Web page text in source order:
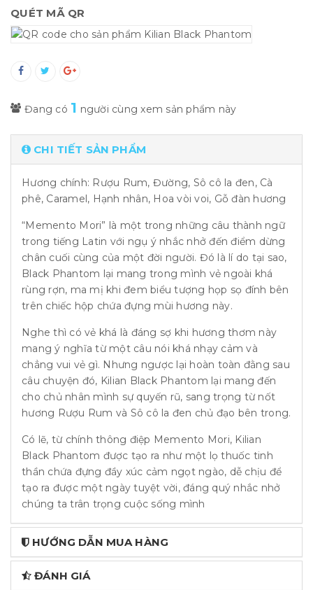
QUÉT MÃ QR
Đang có 1 người cùng xem sản phẩm này
CHI TIẾT SẢN PHẨM
Hương chính: Rượu Rum, Đường, Sô cô la đen, Cà
phê, Caramel, Hạnh nhân, Hoa vòi voi, Gỗ đàn hương
“Memento Mori” là một trong những câu thành ngữ
trong tiếng Latin với ngụ ý nhắc nhở đến điểm dừng
chân cuối cùng của một đời người. Đó là lí do tại sao,
Black Phantom lại mang trong mình vẻ ngoài khá
rùng rợn, ma mị khi đem biểu tượng họp sọ đính bên
trên chiếc hộp chứa đựng mùi hương này.
Nghe thì có vẻ khá là đáng sợ khi hương thơm này
mang ý nghĩa từ một câu nói khá nhạy cảm và
chẳng vui vẻ gì. Nhưng ngược lại hoàn toàn đằng sau
câu chuyện đó, Kilian Black Phantom lại mang đến
cho chủ nhân mình sự quyến rũ, sang trọng từ nốt
hương Rượu Rum và Sô cô la đen chủ đạo bên trong.
Có lẽ, từ chính thông điệp Memento Mori, Kilian
Black Phantom được tạo ra như một lọ thuốc tinh
thần chứa đựng đầy xúc cảm ngọt ngào, dễ chịu để
tạo ra được một ngày tuyệt vời, đáng quý nhắc nhở
chúng ta trân trọng cuộc sống mình
HƯỚNG DẪN MUA HÀNG
ĐÁNH GIÁ